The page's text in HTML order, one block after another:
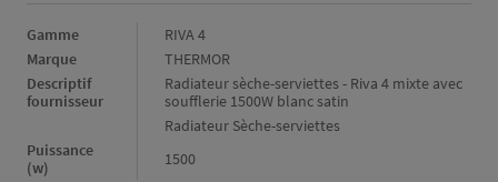
Caractéristiques
Gamme
RIVA 4
Marque
THERMOR
Descriptif
fournisseur
Radiateur sèche-serviettes - Riva 4 mixte avec
soufflerie 1500W blanc satin
Radiateur Sèche-serviettes
Puissance
(w)
1500